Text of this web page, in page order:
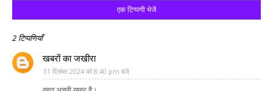
एक टिप्पणी भेजें
2 टिप्पणियाँ
खबरों का जखीरा
31 दिसंबर 2024 को 8:40 pm बजे